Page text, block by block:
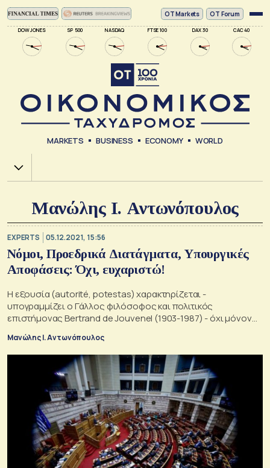
DOW JONES SP 500 NASDAQ FTSE 100 DAX 30 CAC 40
ΟΤ Markets OT Forum
MARKETS BUSINESS ECONOMY WORLD
Χ.Α.
Μανώλης Ι. Αντωνόπουλος
EXPERTS 05.12.2021, 15:56
Νόμοι, Προεδρικά Διατάγματα, Υπουργικές
Αποφάσεις: Όχι, ευχαριστώ!
Η εξουσία (autorité, potestas) χαρακτηρίζεται -
υπογραμμίζει ο Γάλλος φιλόσοφος και πολιτικός
επιστήμονας Bertrand de Jouvenel (1903-1987) - όχι μόνον
«επιβολή».
Μανώλης Ι. Αντωνόπουλος